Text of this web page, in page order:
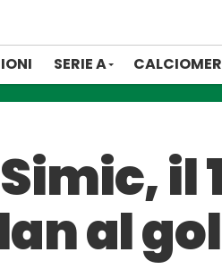
SERIE A
il
al